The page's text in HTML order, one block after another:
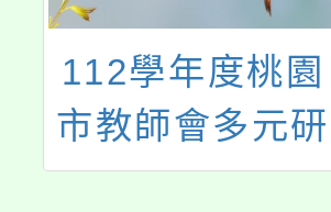
銘傳大學辦理
「國民中小學推
展學校行政人員